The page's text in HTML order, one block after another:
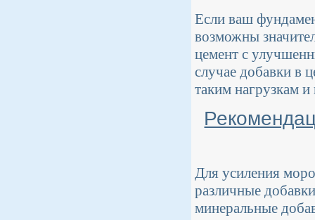
Если ваш
возможны
цемент с
случае добавки в
таким нагрузкам
Для усиления
различные
минеральные